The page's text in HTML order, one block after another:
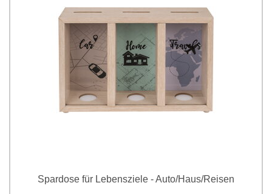
Spardose für Lebensziele - Auto/Haus/Reisen